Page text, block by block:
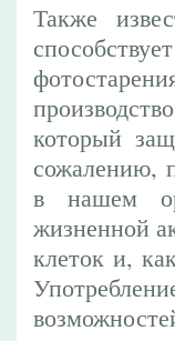
Также
который
сожалению,
в нашем
жизненной
клеток и,